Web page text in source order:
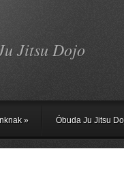
Jitsu Dojo
» Óbuda Ju Jitsu